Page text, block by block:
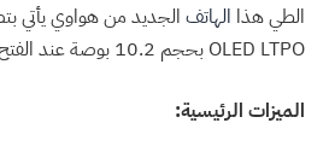
الطي هذا الهاتف الجديد من هواوي يأتي
OLED LTPO بحجم 10.2 بوصة عند الفتح الكامل
الميزات الرئيسية: